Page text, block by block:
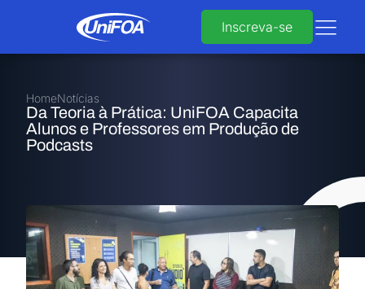
Inscreva-se
HomeNotícias
Da Teoria à Prática: UniFOA Capacita
Alunos e Professores em Produção de
Podcasts